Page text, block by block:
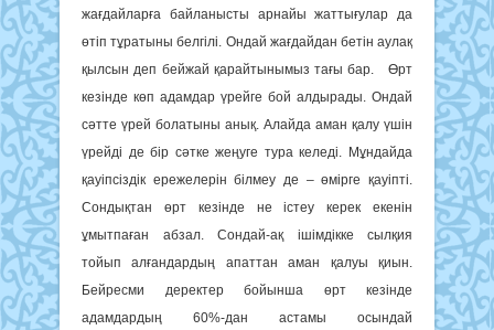
жағдайларға байланысты арнайы жаттығулар да
өтіп тұратыны белгілі. Ондай жағдайдан бетін аулaқ
қылсын деп бейжай қарайтынымыз тағы бар. Өрт
кезінде көп адамдар үрейге бой алдырады. Ондай
сәтте үрей болатыны анық. Алайда аман қалу үшін
үрейді де бір сәтке жеңуге тура келеді. Мұндайда
қауіпсіздік ережелерін білмеу де – өмірге қауіпті.
Сондықтан өрт кезінде не істеу керек екенін
ұмытпаған абзал. Сондай-ақ ішімдікке сылқия
тойып алғандардың апаттан аман қалуы қиын.
Бейресми деректер бойынша өрт кезінде
адамдардың 60%-дан астамы осындай